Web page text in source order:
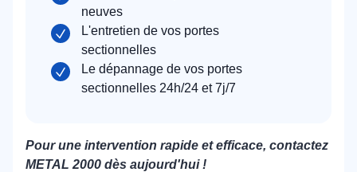
neuves
L'entretien de vos portes
sectionnelles
Le dépannage de vos portes
sectionnelles 24h/24 et 7j/7
Pour une intervention rapide et efficace, contactez
METAL 2000 dès aujourd'hui !